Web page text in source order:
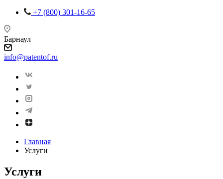
+7 (800) 301-16-65
Барнаул
info@patentof.ru
Главная
Услуги
Услуги